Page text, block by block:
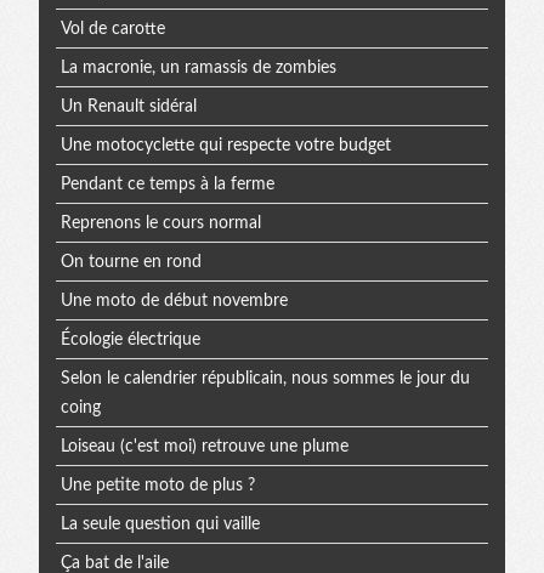
Vol de carotte
La macronie, un ramassis de zombies
Un Renault sidéral
Une motocyclette qui respecte votre budget
Pendant ce temps à la ferme
Reprenons le cours normal
On tourne en rond
Une moto de début novembre
Écologie électrique
Selon le calendrier républicain, nous sommes le jour du
coing
Loiseau (c'est moi) retrouve une plume
Une petite moto de plus ?
La seule question qui vaille
Ça bat de l'aile